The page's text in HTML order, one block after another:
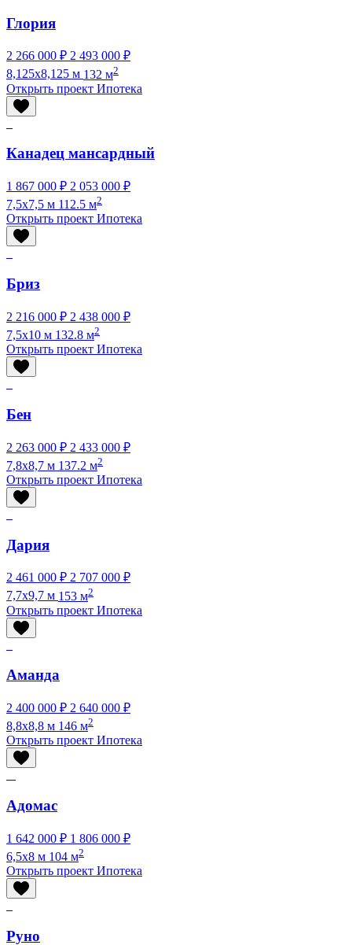
Глория
2 266 000 ₽ 2 493 000 ₽
8,125x8,125 м 132 м2
Открыть проект Ипотека
Канадец мансардный
1 867 000 ₽ 2 053 000 ₽
7,5x7,5 м 112.5 м2
Открыть проект Ипотека
Бриз
2 216 000 ₽ 2 438 000 ₽
7,5x10 м 132.8 м2
Открыть проект Ипотека
Бен
2 263 000 ₽ 2 433 000 ₽
7,8x8,7 м 137.2 м2
Открыть проект Ипотека
Дария
2 461 000 ₽ 2 707 000 ₽
7,7x9,7 м 153 м2
Открыть проект Ипотека
Аманда
2 400 000 ₽ 2 640 000 ₽
8,8x8,8 м 146 м2
Открыть проект Ипотека
Адомас
1 642 000 ₽ 1 806 000 ₽
6,5x8 м 104 м2
Открыть проект Ипотека
Руно